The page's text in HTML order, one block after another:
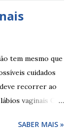
tem mesmo que
cuidados
recorrer ao
vaginais Os
ou actos mais
SABER MAIS »